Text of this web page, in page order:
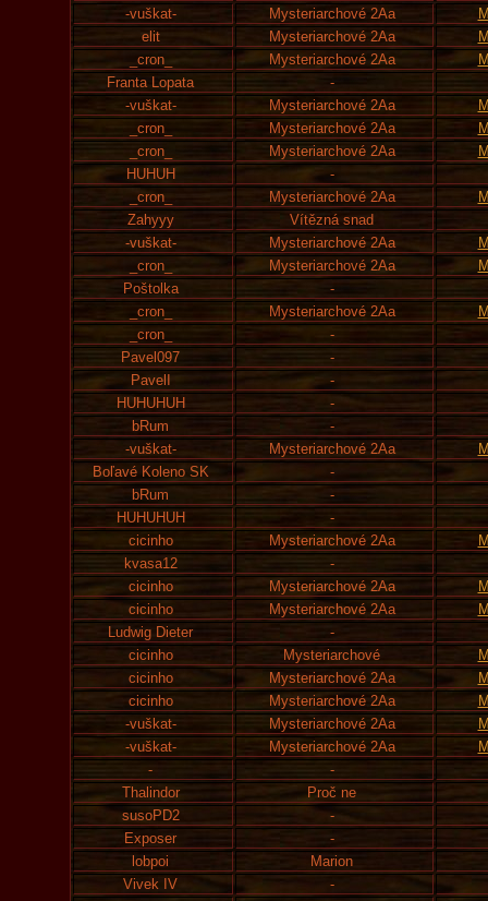
-vuškat-
Mysteriarchové 2Aa
elit
Mysteriarchové 2Aa
_cron_
Mysteriarchové 2Aa
Franta Lopata
-
-vuškat-
Mysteriarchové 2Aa
_cron_
Mysteriarchové 2Aa
_cron_
Mysteriarchové 2Aa
HUHUH
-
_cron_
Mysteriarchové 2Aa
Zahyyy
Vítězná snad
-vuškat-
Mysteriarchové 2Aa
_cron_
Mysteriarchové 2Aa
Poštolka
-
_cron_
Mysteriarchové 2Aa
_cron_
-
Pavel097
-
PavelI
-
HUHUHUH
-
bRum
-
-vuškat-
Mysteriarchové 2Aa
Boľavé Koleno SK
-
bRum
-
HUHUHUH
-
cicinho
Mysteriarchové 2Aa
kvasa12
-
cicinho
Mysteriarchové 2Aa
cicinho
Mysteriarchové 2Aa
Ludwig Dieter
-
cicinho
Mysteriarchové
cicinho
Mysteriarchové 2Aa
cicinho
Mysteriarchové 2Aa
-vuškat-
Mysteriarchové 2Aa
-vuškat-
Mysteriarchové 2Aa
-
-
Thalindor
Proč ne
susoPD2
-
Exposer
-
lobpoi
Marion
Vivek IV
-